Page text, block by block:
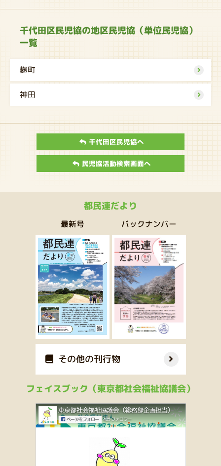
千代田区民児協の地区民児協（単位民児協）
一覧
麹町
神田
千代田区民児協へ
民児協活動検索画面へ
都民連だより
最新号 バックナンバー
その他の刊行物
フェイスブック（東京都社会福祉協議会）